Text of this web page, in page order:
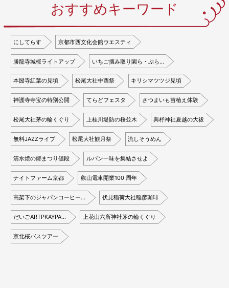
おすすめキーワード
にしてらす 京都市西文化会館ウエスティ
勝龍寺城桜ライトアップ いちご摘み取り園ら・ぷら…
本圀寺紅葉の見頃 松尾大社中酉祭 キリシマツツジ見頃
神護寺寺宝の特別公開 てらどフェスタ さつまいも苗植え体験
松尾大社茅の輪くぐり 上桂川堤防の桜並木 與杼神社夏越の大祓
無料JAZZライブ 松尾大社観月祭 流しそうめん
清水焼の郷まつり値段 ルパン一味を集結させよ
ナイトファーム京都 叡山電車開業100 周年
高架下のジャパンコーヒー… 伏見稲荷大社稲彦珈琲
だいごARTPKAYPA… 上花山六所神社茅の輪くぐり
京北桜バスツアー